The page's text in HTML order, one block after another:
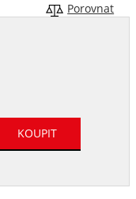
Porovnat